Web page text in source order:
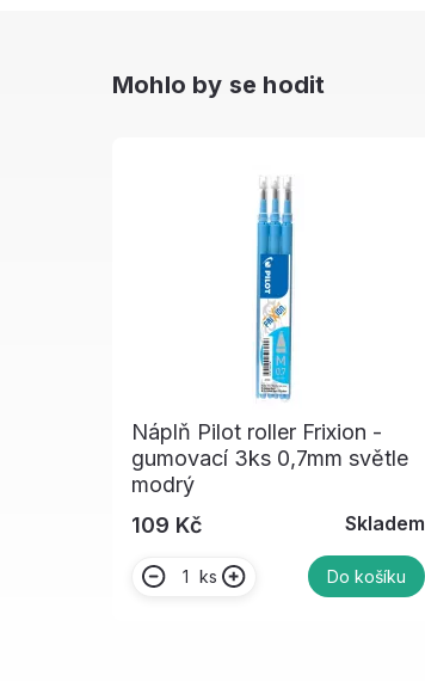
Mohlo by se hodit
Náplň Pilot roller Frixion -
gumovací 3ks 0,7mm světle
modrý
109 Kč
Skladem
ks Do košíku